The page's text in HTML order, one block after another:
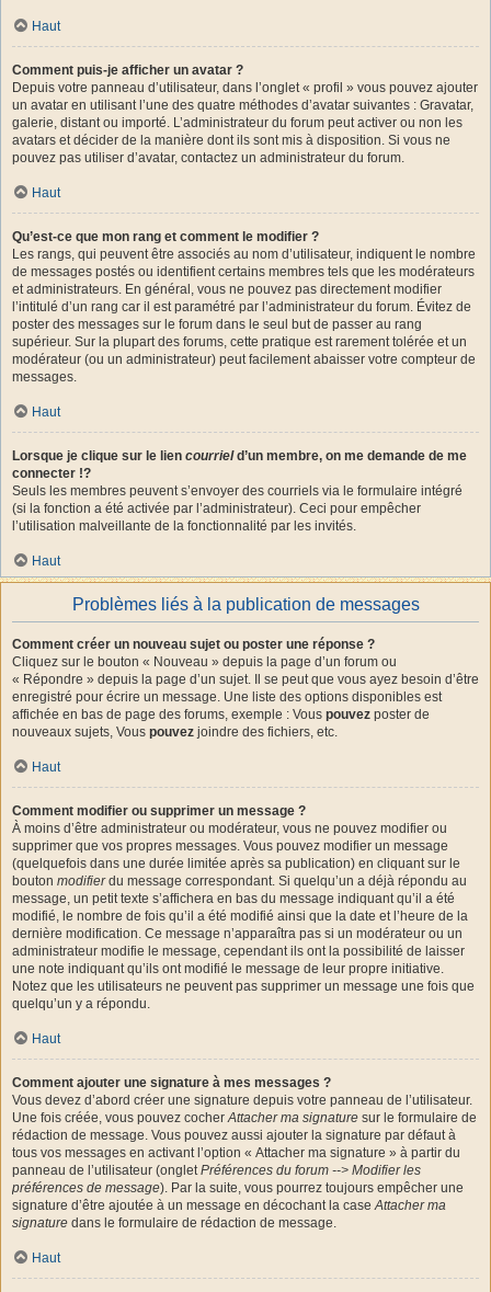
Haut
Comment puis-je afficher un avatar ?
Depuis votre panneau d’utilisateur, dans l’onglet « profil » vous pouvez ajouter
un avatar en utilisant l’une des quatre méthodes d’avatar suivantes : Gravatar,
galerie, distant ou importé. L’administrateur du forum peut activer ou non les
avatars et décider de la manière dont ils sont mis à disposition. Si vous ne
pouvez pas utiliser d’avatar, contactez un administrateur du forum.
Haut
Qu’est-ce que mon rang et comment le modifier ?
Les rangs, qui peuvent être associés au nom d’utilisateur, indiquent le nombre
de messages postés ou identifient certains membres tels que les modérateurs
et administrateurs. En général, vous ne pouvez pas directement modifier
l’intitulé d’un rang car il est paramétré par l’administrateur du forum. Évitez de
poster des messages sur le forum dans le seul but de passer au rang
supérieur. Sur la plupart des forums, cette pratique est rarement tolérée et un
modérateur (ou un administrateur) peut facilement abaisser votre compteur de
messages.
Haut
Lorsque je clique sur le lien courrield’un membre, on me demande de me
connecter !?
Seuls les membres peuvent s’envoyer des courriels via le formulaire intégré
(si la fonction a été activée par l’administrateur). Ceci pour empêcher
l’utilisation malveillante de la fonctionnalité par les invités.
Haut
Problèmes liés à la publication de messages
Comment créer un nouveau sujet ou poster une réponse ?
Cliquez sur le bouton « Nouveau » depuis la page d’un forum ou
« Répondre » depuis la page d’un sujet. Il se peut que vous ayez besoin d’être
enregistré pour écrire un message. Une liste des options disponibles est
affichée en bas de page des forums, exemple : Vous pouvez poster de
nouveaux sujets, Vous pouvez joindre des fichiers, etc.
Haut
Comment modifier ou supprimer un message ?
À moins d’être administrateur ou modérateur, vous ne pouvez modifier ou
supprimer que vos propres messages. Vous pouvez modifier un message
(quelquefois dans une durée limitée après sa publication) en cliquant sur le
bouton modifierdu message correspondant. Si quelqu’un a déjà répondu au
message, un petit texte s’affichera en bas du message indiquant qu’il a été
modifié, le nombre de fois qu’il a été modifié ainsi que la date et l’heure de la
dernière modification. Ce message n’apparaîtra pas si un modérateur ou un
administrateur modifie le message, cependant ils ont la possibilité de laisser
une note indiquant qu’ils ont modifié le message de leur propre initiative.
Notez que les utilisateurs ne peuvent pas supprimer un message une fois que
quelqu’un y a répondu.
Haut
Comment ajouter une signature à mes messages ?
Vous devez d’abord créer une signature depuis votre panneau de l’utilisateur.
Une fois créée, vous pouvez cocherAttacher ma signature sur le formulaire de
rédaction de message. Vous pouvez aussi ajouter la signature par défaut à
tous vos messages en activant l’option « Attacher ma signature » à partir du
panneau de l’utilisateur (ongletPréférences du forum --> Modifier les
préférences de message). Par la suite, vous pourrez toujours empêcher une
signature d’être ajoutée à un message en décochant la caseAttacher ma
signature dans le formulaire de rédaction de message.
Haut